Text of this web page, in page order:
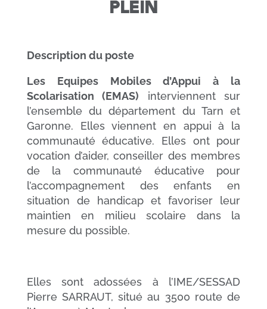
PLEIN
Description du poste
Les Equipes Mobiles d’Appui à la
Scolarisation (EMAS) interviennent sur
l’ensemble du département du Tarn et
Garonne. Elles viennent en appui à la
communauté éducative. Elles ont pour
vocation d’aider, conseiller des membres
de la communauté éducative pour
l’accompagnement des enfants en
situation de handicap et favoriser leur
maintien en milieu scolaire dans la
mesure du possible.
Elles sont adossées à l’IME/SESSAD
Pierre SARRAUT, situé au 3500 route de